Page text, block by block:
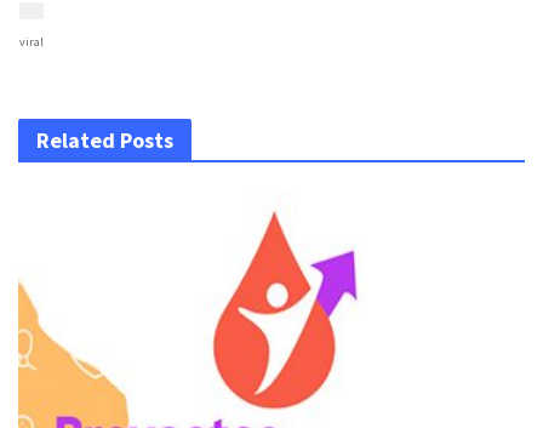
viral
Related Posts